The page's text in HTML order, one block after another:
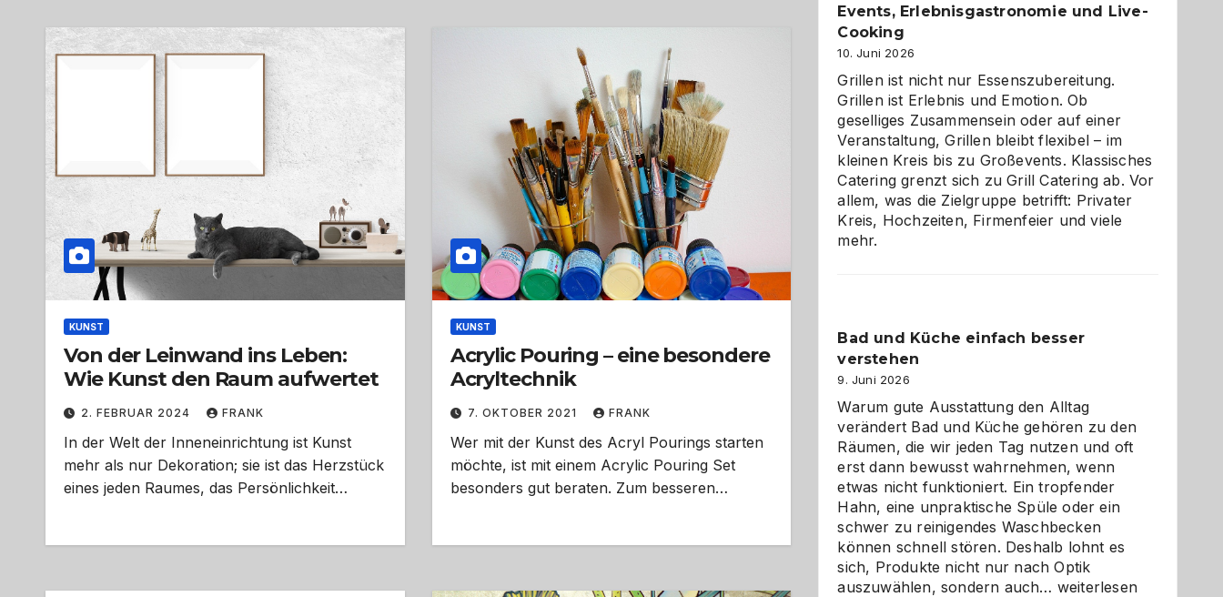
KUNST
Von der Leinwand ins Leben:
Wie Kunst den Raum aufwertet
2. FEBRUAR 2024 FRANK
In der Welt der Inneneinrichtung ist Kunst
mehr als nur Dekoration; sie ist das Herzstück
eines jeden Raumes, das Persönlichkeit…
KUNST
Acrylic Pouring – eine besondere
Acryltechnik
7. OKTOBER 2021 FRANK
Wer mit der Kunst des Acryl Pourings starten
möchte, ist mit einem Acrylic Pouring Set
besonders gut beraten. Zum besseren…
zu
Events, Erlebnisgastronomie und Live-
Cooking
10. Juni 2026
Grillen ist nicht nur Essenszubereitung.
Grillen ist Erlebnis und Emotion. Ob
geselliges Zusammensein oder auf einer
Veranstaltung, Grillen bleibt flexibel – im
kleinen Kreis bis zu Großevents. Klassisches
Catering grenzt sich zu Grill Catering ab. Vor
allem, was die Zielgruppe betrifft: Privater
Kreis, Hochzeiten, Firmenfeier und viele
mehr.
Bad und Küche einfach besser
verstehen
9. Juni 2026
Warum gute Ausstattung den Alltag
verändert Bad und Küche gehören zu den
Räumen, die wir jeden Tag nutzen und oft
erst dann bewusst wahrnehmen, wenn
etwas nicht funktioniert. Ein tropfender
Hahn, eine unpraktische Spüle oder ein
schwer zu reinigendes Waschbecken
können schnell stören. Deshalb lohnt es
sich, Produkte nicht nur nach Optik
auszuwählen, sondern auch… Bad
weiterlesen